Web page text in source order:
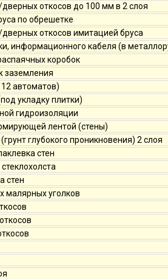
откосов до 100 мм в 2 слоя
по обрешетке
откосов имитацией бруса
информационного кабеля (в
коробок
заземления
автоматов)
укладку плитки)
гидроизоляции
лентой (стены)
глубокого проникновения) 2 слоя
стен
стен
малярных уголков